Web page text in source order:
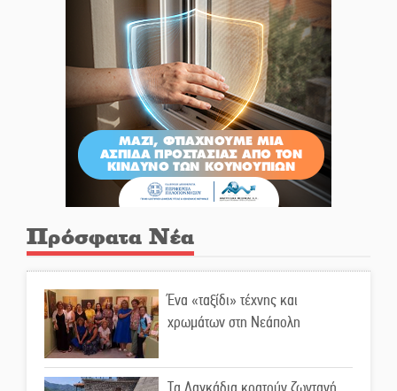
Πρόσφατα Νέα
Ένα «ταξίδι» τέχνης και
χρωμάτων στη Νεάπολη